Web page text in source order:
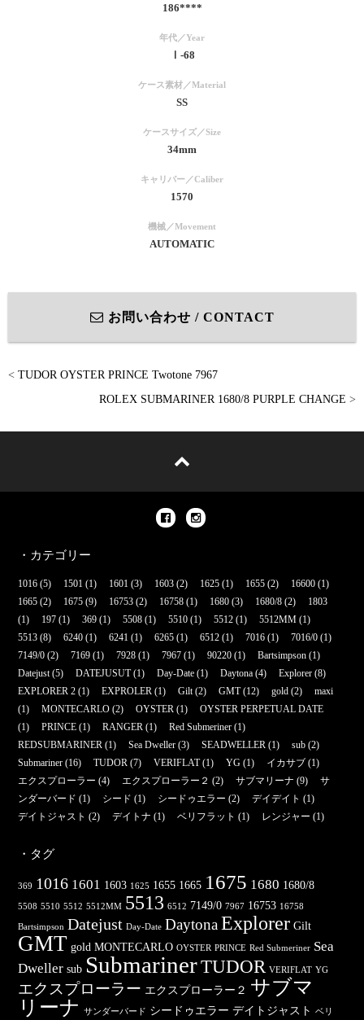
186****
年代／Year
Ⅰ-68
ケース素材／Material
SS
ケースサイズ／Size
34mm
キャリバー／Caliber
1570
機械／Movement
AUTOMATIC
お問い合わせ / CONTACT
< TUDOR OYSTER PRINCE Twotone 7967
ROLEX SUBMARINER 1680/8 PURPLE CHANGE >
・カテゴリー
1016 (5) 1501 (1) 1601 (3) 1603 (2) 1625 (1) 1655 (2) 16600 (1)
1665 (2) 1675 (9) 16753 (2) 16758 (1) 1680 (3) 1680/8 (2)
1803
(1)
197 (1) 369 (1) 5508 (1) 5510 (1) 5512 (1) 5512MM (1)
5513 (8) 6240 (1) 6241 (1) 6265 (1) 6512 (1) 7016 (1) 7016/0 (1)
7149/0 (2) 7169 (1) 7928 (1) 7967 (1) 90220 (1) Bartsimpson (1)
Datejust(5) DATEJUSUT(1) Day-Date (1) Daytona (4) Explorer (8)
EXPLORER 2 (1) EXPROLER (1) Gilt(2) GMT(12) gold (2)
maxi
(1)
MONTECARLO (2) OYSTER (1)
OYSTER PERPETUAL DATE
(1)
PRINCE (1) RANGER (1) Red Submeriner (1)
REDSUBMARINER (1) Sea Dweller (3) SEADWELLER (1) sub (2)
Submariner (16) TUDOR (7) VERIFLAT(1) YG (1) イカサブ (1)
エクスプローラー (4) エクスプローラー２ (2) サブマリーナ (9)
サ
ンダーバード (1) シード (1) シードゥエラー (2) デイデイト (1)
デイトジャスト (2) デイトナ (1) ベリフラット (1) レンジャー (1)
・タグ
369 1016 1601 1603 1625 1655 1665 1675 1680 1680/8
5508 5510 5512 5512MM 5513 6512 7149/0 7967 16753 16758
Bartsimpson Datejust Day-Date Daytona Explorer Gilt
GMT gold MONTECARLO OYSTER PRINCE Red Submeriner Sea
Dweller sub SubmarinerTUDOR VERIFLAT YG
エクスプローラー エクスプローラー２ サブマ
リーナ
サンダーバード シードゥエラー デイトジャスト
ベリ